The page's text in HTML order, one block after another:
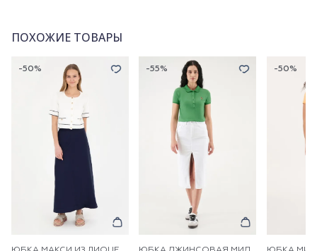
ПОХОЖИЕ ТОВАРЫ
-50% -55% -50%